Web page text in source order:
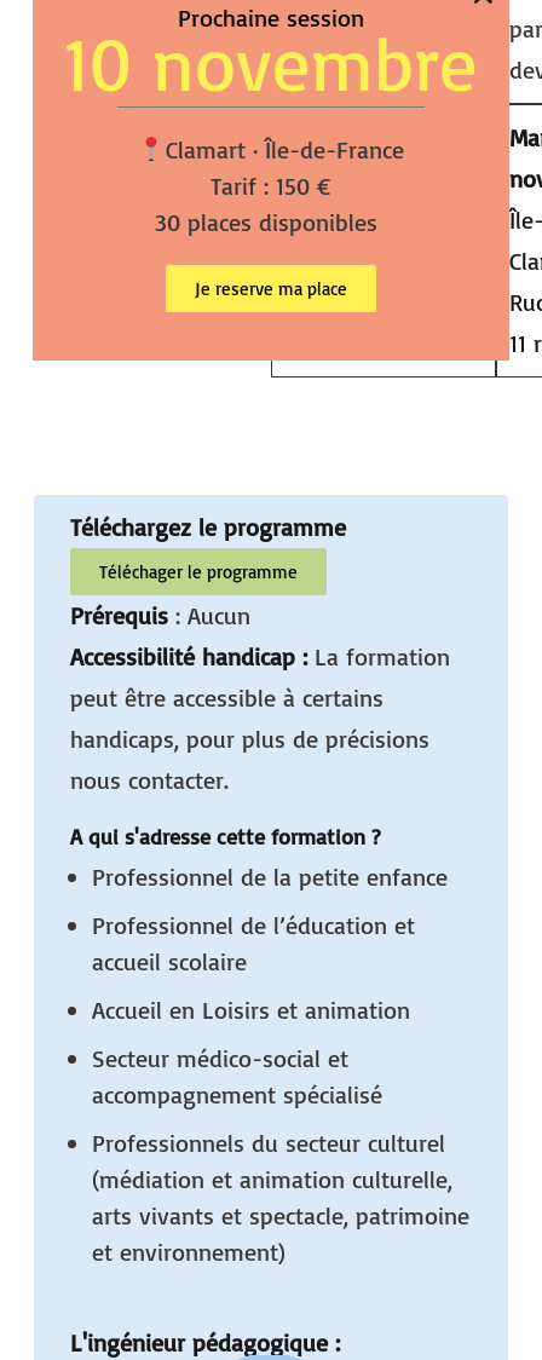
Téléchargez le programme
Téléchager le programme
Prérequis : Aucun
Accessibilité handicap : La formation
peut être accessible à certains
handicaps, pour plus de précisions
nous contacter.
A qui s'adresse cette formation ?
Professionnel de la petite enfance
Professionnel de l’éducation et
accueil scolaire
Accueil en Loisirs et animation
Secteur médico-social et
accompagnement spécialisé
Professionnels du secteur culturel
(médiation et animation culturelle,
arts vivants et spectacle, patrimoine
et environnement)
L'ingénieur pédagogique :
Formation en
individuelle
11
Prochaine session
10 novembre
Clamart · Île-de-France
Tarif : 150 €
30 places disponibles
Je reserve ma place